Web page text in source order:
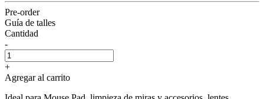
Pre-order
Guía de talles
Cantidad
-
+
Agregar al carrito